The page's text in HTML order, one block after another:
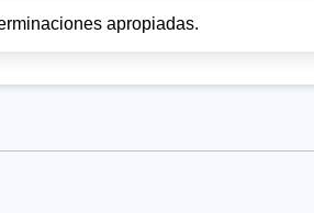
apropiadas.